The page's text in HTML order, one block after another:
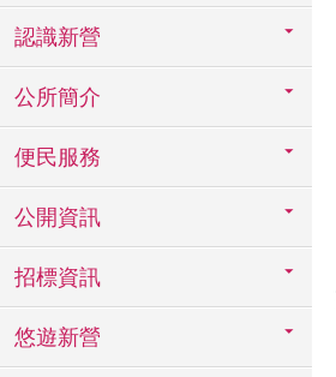
認識新營
公所簡介
便民服務
公開資訊
招標資訊
悠遊新營